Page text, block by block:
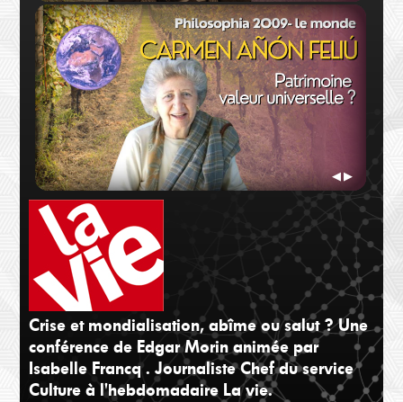
Bernard Stiegler
Du marché au commerce
Carmen Añón Féliu
Patrimoine valeur universelle ?
◀▶
Crise et mondialisation, abîme ou salut ? Une
conférence de Edgar Morin animée par
Isabelle Francq . Journaliste Chef du service
Culture à l'hebdomadaire La vie.